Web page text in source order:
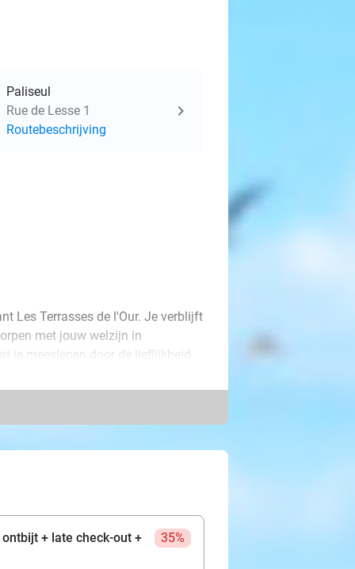
Paliseul
Rue de Lesse 1
Routebeschrijving
Les Terrasses de l'Our. Je verblijft
met jouw welzijn in
je meeslepen door de lieflijkheid
zoals Rochehaut, Bouillon en
+ late check-out +
35%